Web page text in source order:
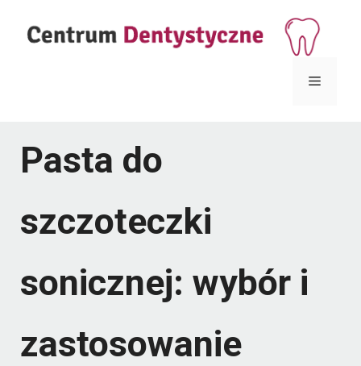
Menu
Pasta do
szczoteczki
sonicznej: wybór i
zastosowanie